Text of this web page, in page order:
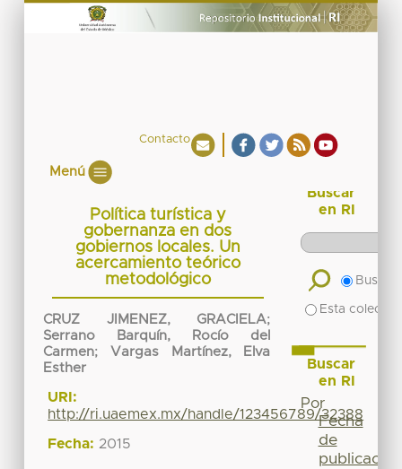
Contacto
Menú
Política turística y
gobernanza en dos
gobiernos locales. Un
acercamiento teórico
metodológico
CRUZ JIMENEZ, GRACIELA;
Serrano Barquín, Rocío del
Carmen; Vargas Martínez, Elva
Esther
URI:
http://ri.uaemex.mx/handle/123456789/32388
Fecha: 2015
Buscar
en RI
Buscar
Esta
Buscar
en RI
Por
Fecha
de
publicación